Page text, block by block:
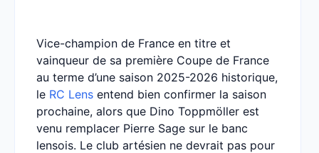
Vice-champion de France en titre et
vainqueur de sa première Coupe de France
au terme d’une saison 2025-2026 historique,
le RC Lens entend bien confirmer la saison
prochaine, alors que Dino Toppmöller est
venu remplacer Pierre Sage sur le banc
lensois. Le club artésien ne devrait pas pour